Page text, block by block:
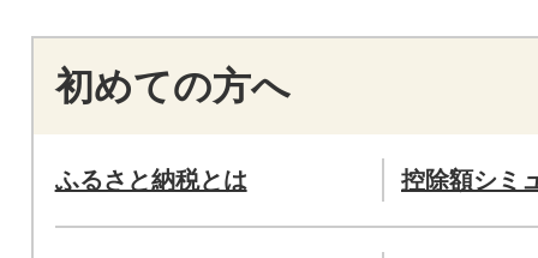
初めての方へ
ふるさと納税とは 控除額シミ